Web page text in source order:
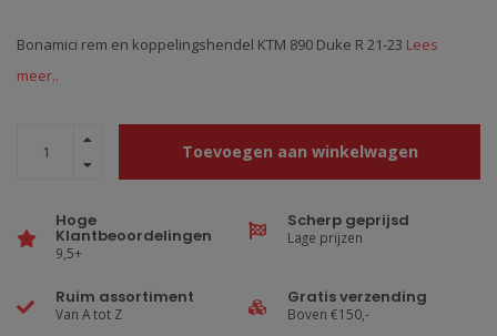
Bonamici rem en koppelingshendel KTM 890 Duke R 21-23 Lees
meer..
Toevoegen aan winkelwagen
Hoge
Klantbeoordelingen
9,5+
Scherp geprijsd
Lage prijzen
Ruim assortiment
Van A tot Z
Gratis verzending
Boven €150,-